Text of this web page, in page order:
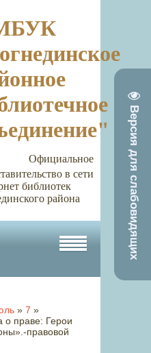
Версия для слабовидящих
в сети
библиотек
района
» 7 »
о праве: Герои
правовой